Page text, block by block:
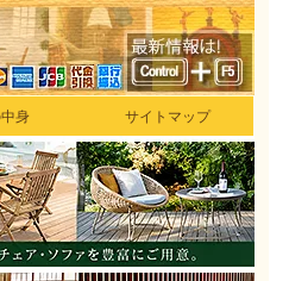
身 サイトマップ